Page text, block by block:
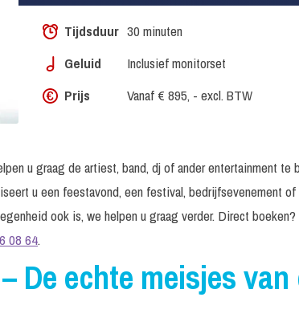
Tijdsduur 30 minuten
Geluid
Inclusief monitorset
Prijs
Vanaf € 895, - excl. BTW
u graag de artiest, band, dj of ander entertainment te
u een feestavond, een festival, bedrijfsevenement
ook is, we helpen u graag verder. Direct
08 64.
De echte meisjes van